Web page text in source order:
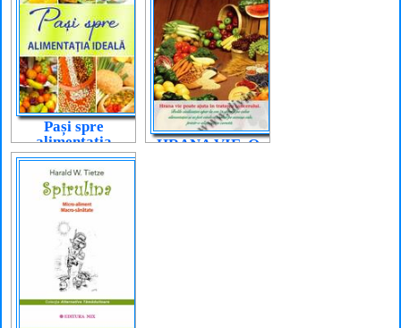
Pași spre
alimentația
ideală
HRANA VIE. O